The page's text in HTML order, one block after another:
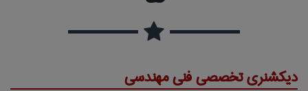
دیکشنری تخصصی فنی مهندسی